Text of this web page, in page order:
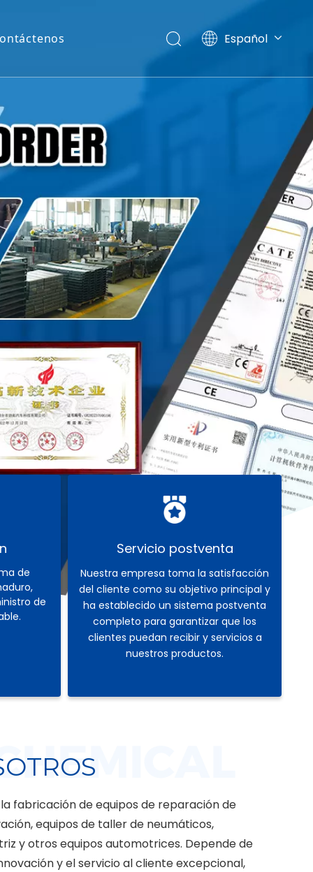
Español
Pусский
de
de
Servicio postventa
Nuestra empresa toma la satisfacción
del cliente como su objetivo principal y
ha establecido un sistema postventa
completo para garantizar que los
clientes puedan recibir y servicios a
nuestros productos.
fabricación de equipos de reparación de
equipos de taller de neumáticos,
y otros equipos automotrices. Depende de
y el servicio al cliente excepcional,